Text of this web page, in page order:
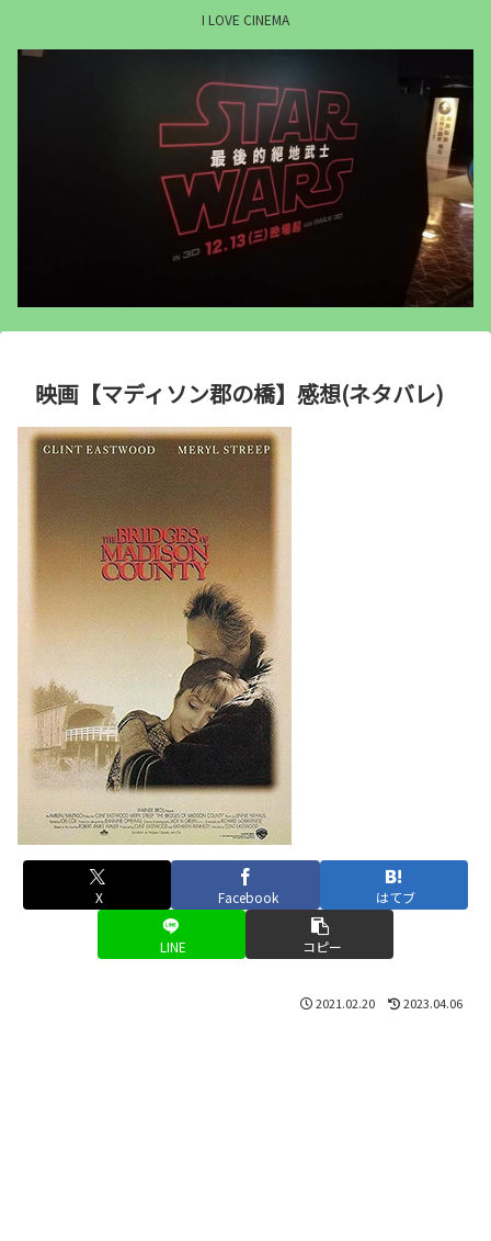
I LOVE CINEMA
映画【マディソン郡の橋】感想(ネタバレ)
X Facebook はてブ
LINE コピー
2021.02.20 2023.04.06